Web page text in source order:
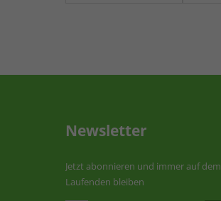
Newsletter
Jetzt abonnieren und immer auf dem
Laufenden bleiben